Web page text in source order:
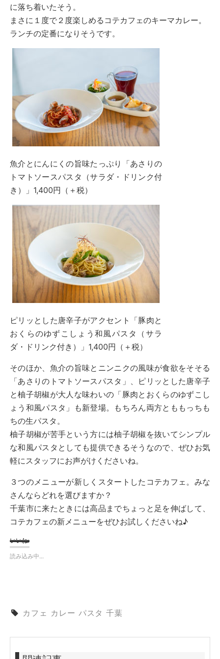
に落ち着いたそう。
まさに１度で２度楽しめるコテカフェのキーマカレー。
ランチの定番になりそうです。
魚介とにんにくの旨味たっぷり「あさりの
トマトソースパスタ（サラダ・ドリンク付
き）」1,400円（＋税）
ピリッとした唐辛子がアクセント「豚肉と
おくらのゆずこしょう和風パスタ（サラ
ダ・ドリンク付き）」1,400円（＋税）
そのほか、魚介の旨味とニンニクの風味が食欲をそそる
「あさりのトマトソースパスタ」、ピリッとした唐辛子
と柚子胡椒が大人な味わいの「豚肉とおくらのゆずこし
ょう和風パスタ」も新登場。もちろん両方とももっちも
ちの生パスタ。
柚子胡椒が苦手という方には柚子胡椒を抜いてシンプル
な和風パスタとしても提供できるそうなので、ぜひお気
軽にスタッフにお声がけくださいね。
３つのメニューが新しくスタートしたコテカフェ。みな
さんならどれを選びますか？
千葉市に来たときには高品までちょっと足を伸ばして、
コテカフェの新メニューをぜひお試しくださいね♪
いいね:
読み込み中...
カフェ カレー パスタ 千葉